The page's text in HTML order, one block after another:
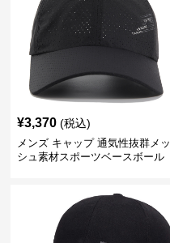
¥3,370 (税込)
メンズ キャップ 通気性抜群メッ
シュ素材スポーツベースボール